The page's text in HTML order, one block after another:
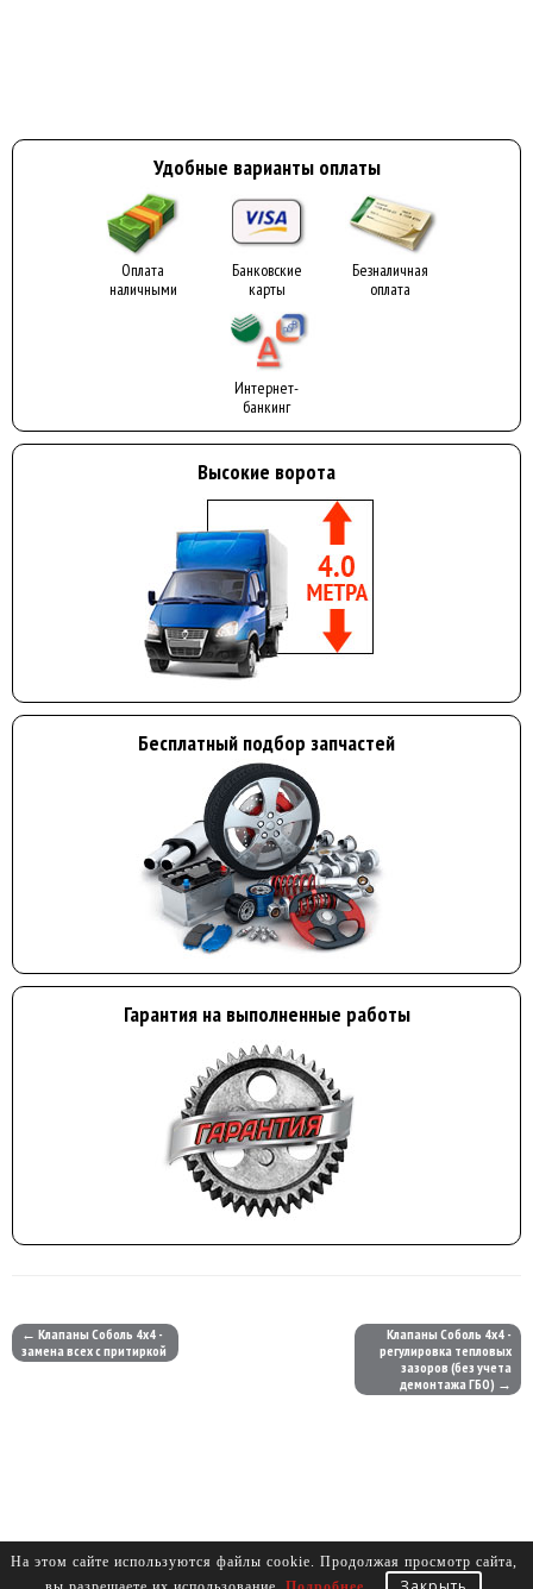
Удобные варианты оплаты
Оплата
наличными
Банковские
карты
Безналичная
оплата
Интернет-
банкинг
Высокие ворота
Бесплатный подбор запчастей
Гарантия на выполненные работы
← Клапаны Соболь 4х4 -
замена всех с притиркой
Клапаны Соболь 4х4 -
регулировка тепловых
зазоров (без учета
демонтажа ГБО) →
На этом сайте используются файлы cookie. Продолжая просмотр сайта,